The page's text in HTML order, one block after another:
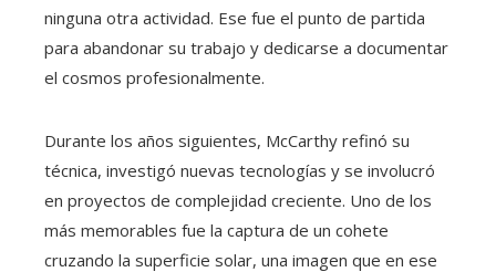
ninguna otra actividad. Ese fue el punto de partida
para abandonar su trabajo y dedicarse a documentar
el cosmos profesionalmente.
Durante los años siguientes, McCarthy refinó su
técnica, investigó nuevas tecnologías y se involucró
en proyectos de complejidad creciente. Uno de los
más memorables fue la captura de un cohete
cruzando la superficie solar, una imagen que en ese